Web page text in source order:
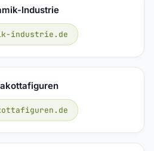
Industrie
industrie.de